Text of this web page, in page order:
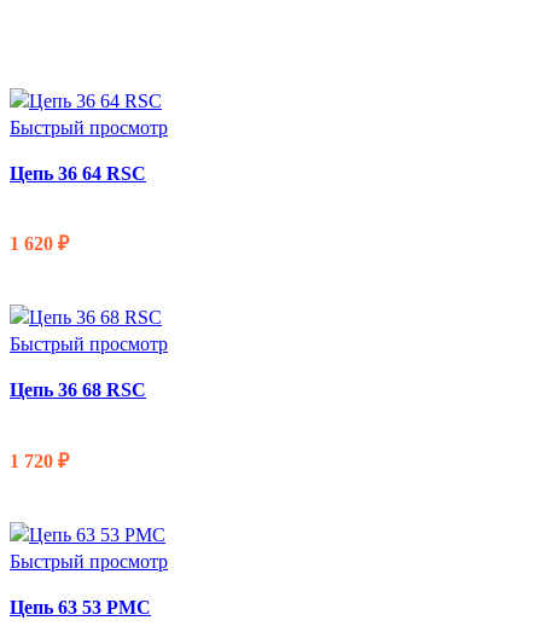
Быстрый просмотр
Цепь 36 64 RSC
1 620 ₽
Быстрый просмотр
Цепь 36 68 RSC
1 720 ₽
Быстрый просмотр
Цепь 63 53 PMC